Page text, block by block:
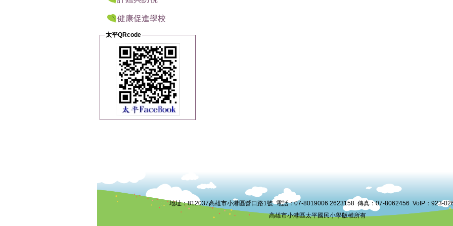
健康促進學校
太平QRcode
::: 地址：812037高雄市小港區營口路1號 電話：07-8019006 2623158 傳真：07-8062456 VoIP： 923-
高雄市小港區太平國民小學版權所有